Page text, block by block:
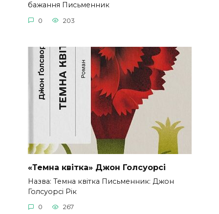
бажання Письменник
0 203
«Темна квітка» Джон Голсуорсі
Назва: Темна квітка Письменник: Джон
Голсуорсі Рік
0 267